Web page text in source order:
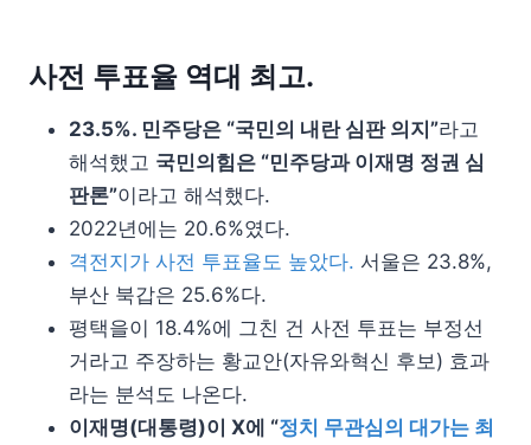
사전 투표율 역대 최고.
23.5%. 민주당은 “국민의 내란 심판 의지”라고
해석했고 국민의힘은 “민주당과 이재명 정권 심
판론”이라고 해석했다.
2022년에는 20.6%였다.
격전지가 사전 투표율도 높았다. 서울은 23.8%,
부산 북갑은 25.6%다.
평택을이 18.4%에 그친 건 사전 투표는 부정선
거라고 주장하는 황교안(자유와혁신 후보) 효과
라는 분석도 나온다.
이재명(대통령)이 X에 “정치 무관심의 대가는 최